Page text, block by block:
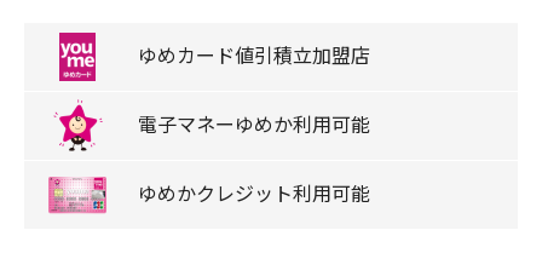
取扱商品
カットソー/ブラウス/ニット/ジャケット/パンツ/スカー
ゆめカード値引積立加盟店
電子マネー ゆめか利用可能
ゆめかクレジット利用可能